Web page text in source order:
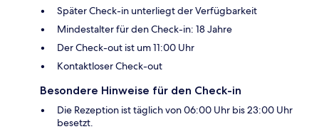
Später Check-in unterliegt der Verfügbarkeit
Mindestalter für den Check-in: 18 Jahre
Der Check-out ist um 11:00 Uhr
Kontaktloser Check-out
Besondere Hinweise für den Check-in
Die Rezeption ist täglich von 06:00 Uhr bis 23:00 Uhr
besetzt.